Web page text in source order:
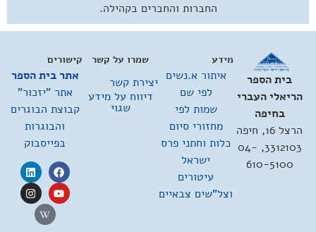
החברות והחברים בקהילה.
בית הספר
הריאלי העברי
בחיפה
הרצל 16, חיפה
3312103, 04-
610-5100
מידע
איתור א.נשים
לפי שם
שמות לפי
מחזורי סיום
כלות וחתני פרס
ישראל
עיטורים
וצל"שים צבאיים
קישורים
אתר בית הספר
אתר "יזכור"
קבוצת הבוגרים
והבוגרות
בפייסבוק
שמרו על קשר
יצירת קשר
דיווח על מידע
שגוי